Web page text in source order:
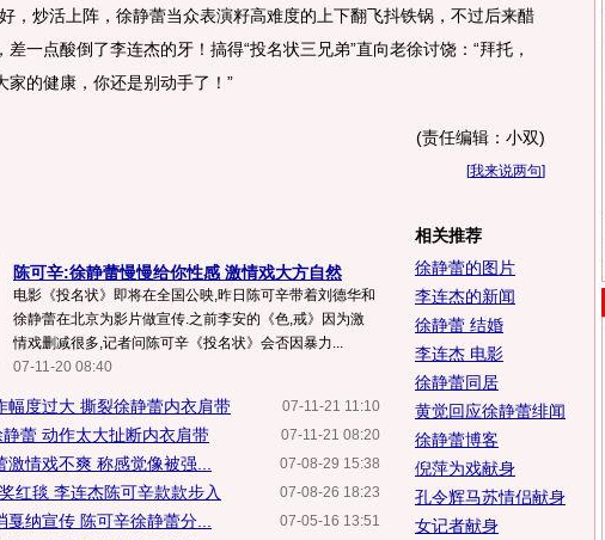
，炒活上阵，徐静蕾当众表演籽高难度的上下翻飞抖铁锅，不过后来醋
差一点酸倒了李连杰的牙！搞得“投名状三兄弟”直向老徐讨饶：“拜托，
家的健康，你还是别动手了！”
(责任编辑：小双)
[我来说两句]
陈可辛:徐静蕾慢慢给你性感 激情戏大方自然
电影《投名状》即将在全国公映,昨日陈可辛带着刘德华和
徐静蕾在北京为影片做宣传.之前李安的《色,戒》因为激
情戏删减很多,记者问陈可辛《投名状》会否因暴力...
07-11-20 08:40
07-11-21 11:10
幅度过大 撕裂徐静蕾内衣肩带
07-11-21 08:20
蕾 动作太大扯断内衣肩带
07-08-29 15:38
情戏不爽 称感觉像被强...
07-08-26 18:23
红毯 李连杰陈可辛款款步入
07-05-16 13:51
戛纳宣传 陈可辛徐静蕾分...
相关推荐
徐静蕾的图片
李连杰的新闻
徐静蕾 结婚
李连杰 电影
徐静蕾同居
黄觉回应徐静蕾绯闻
徐静蕾博客
倪萍为戏献身
孔令辉马苏情侣献身
女记者献身